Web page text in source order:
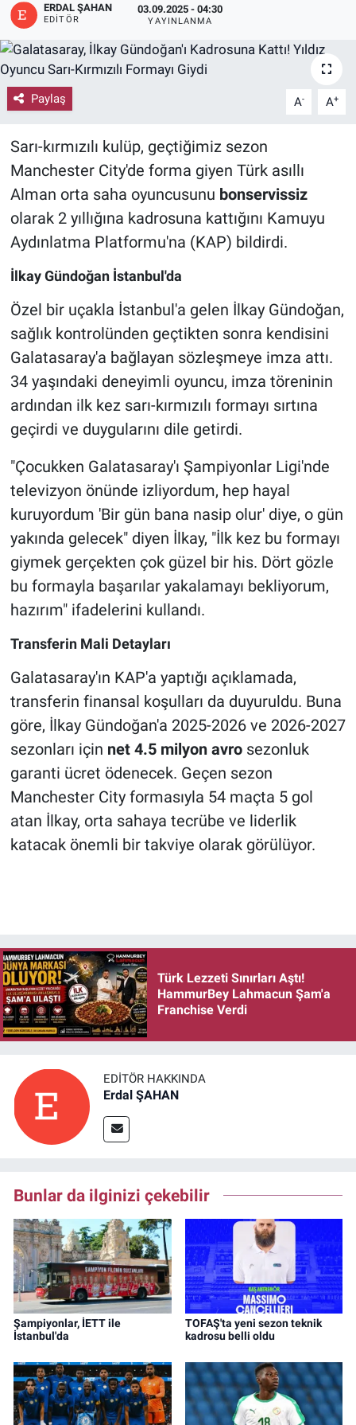
ERDAL ŞAHAN
EDITÖR
03.09.2025 - 04:30
YAYINLANMA
Paylaş A- A+
Sarı-kırmızılı kulüp, geçtiğimiz sezon
Manchester City'de forma giyen Türk asıllı
Alman orta saha oyuncusunu bonservissiz
olarak 2 yıllığına kadrosuna kattığını Kamuyu
Aydınlatma Platformu'na (KAP) bildirdi.
İlkay Gündoğan İstanbul'da
Özel bir uçakla İstanbul'a gelen İlkay Gündoğan,
sağlık kontrolünden geçtikten sonra kendisini
Galatasaray'a bağlayan sözleşmeye imza attı.
34 yaşındaki deneyimli oyuncu, imza töreninin
ardından ilk kez sarı-kırmızılı formayı sırtına
geçirdi ve duygularını dile getirdi.
"Çocukken Galatasaray'ı Şampiyonlar Ligi'nde
televizyon önünde izliyordum, hep hayal
kuruyordum 'Bir gün bana nasip olur' diye, o gün
yakında gelecek" diyen İlkay, "İlk kez bu formayı
giymek gerçekten çok güzel bir his. Dört gözle
bu formayla başarılar yakalamayı bekliyorum,
hazırım" ifadelerini kullandı.
Transferin Mali Detayları
Galatasaray'ın KAP'a yaptığı açıklamada,
transferin finansal koşulları da duyuruldu. Buna
göre, İlkay Gündoğan'a 2025-2026 ve 2026-2027
sezonları için net 4.5 milyon avrosezonluk
garanti ücret ödenecek. Geçen sezon
Manchester City formasıyla 54 maçta 5 gol
atan İlkay, orta sahaya tecrübe ve liderlik
katacak önemli bir takviye olarak görülüyor.
Türk Lezzeti Sınırları Aştı!
HammurBey Lahmacun Şam'a
Franchise Verdi
EDITÖR HAKKINDA
Erdal ŞAHAN
Bunlar da ilginizi çekebilir
Şampiyonlar, İETT ile
İstanbul'da
TOFAŞ'ta yeni sezon teknik
kadrosu belli oldu